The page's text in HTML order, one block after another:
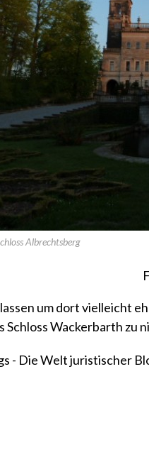
Albrechtsberg
um dort vielleicht
Schloss Wackerbarth zu